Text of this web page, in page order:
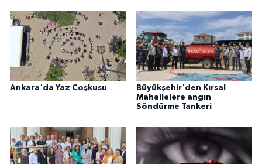
Ankara'da Yaz Coşkusu
Büyükşehir'den Kırsal
Mahallelere angın
Söndürme Tankeri